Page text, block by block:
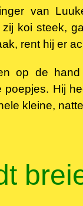
van
koi steek,
rent hij er
op de
Hij
kleine,